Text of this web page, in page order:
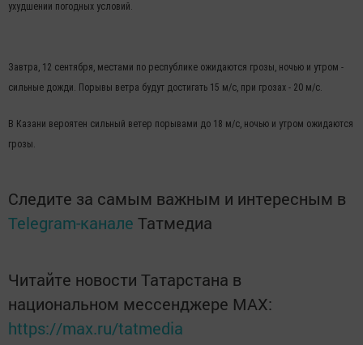
ухудшении погодных условий.
Завтра, 12 сентября, местами по республике ожидаются грозы, ночью и утром -
сильные дожди. Порывы ветра будут достигать 15 м/с, при грозах - 20 м/с.
В Казани вероятен сильный ветер порывами до 18 м/с, ночью и утром ожидаются
грозы.
Следите за самым важным и интересным в
Telegram-канале Татмедиа
Читайте новости Татарстана в
национальном мессенджере MАХ:
https://max.ru/tatmedia